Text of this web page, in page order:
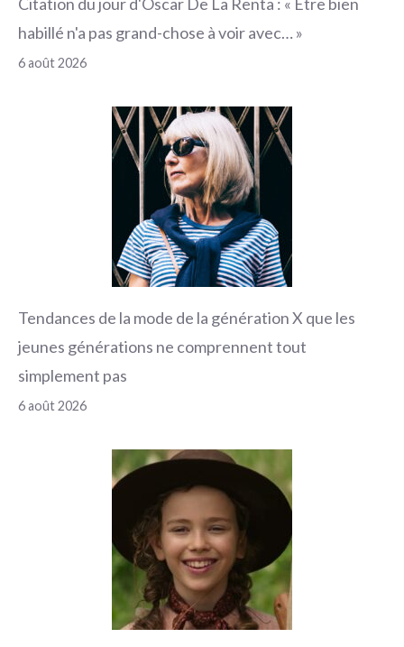
Citation du jour d'Oscar De La Renta : « Être bien
habillé n'a pas grand-chose à voir avec… »
6 août 2026
Tendances de la mode de la génération X que les
jeunes générations ne comprennent tout
simplement pas
6 août 2026